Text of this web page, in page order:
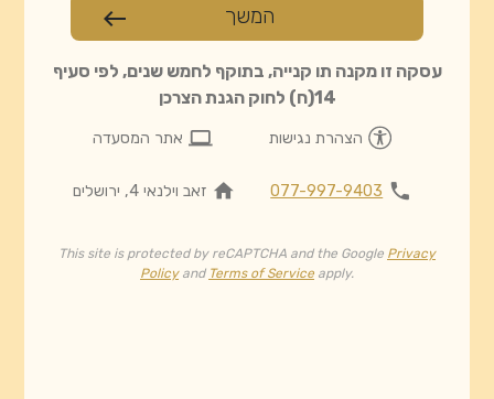
המשך west
עסקה זו מקנה תו קנייה, בתוקף לחמש שנים, לפי סעיף
14(ח) לחוק הגנת הצרכן
הצהרת נגישות computer אתר המסעדה
phone
077-997-9403
home זאב וילנאי 4, ירושלים
This site is protected by reCAPTCHA and the Google Privacy
Policyand Terms of Service apply.